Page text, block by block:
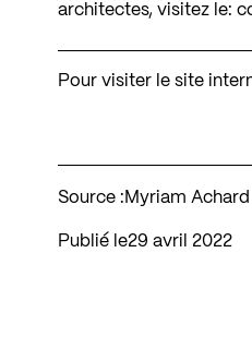
architectes, visitez le:
Pour visiter le site
Source : Myriam Achard
Publié le 29 avril 2022